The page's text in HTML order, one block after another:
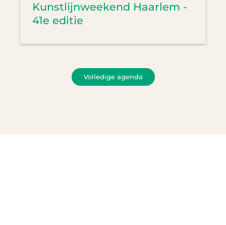
Kunstlijnweekend Haarlem -
41e editie
Volledige agenda